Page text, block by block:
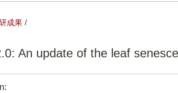
成果 /
An update of the leaf